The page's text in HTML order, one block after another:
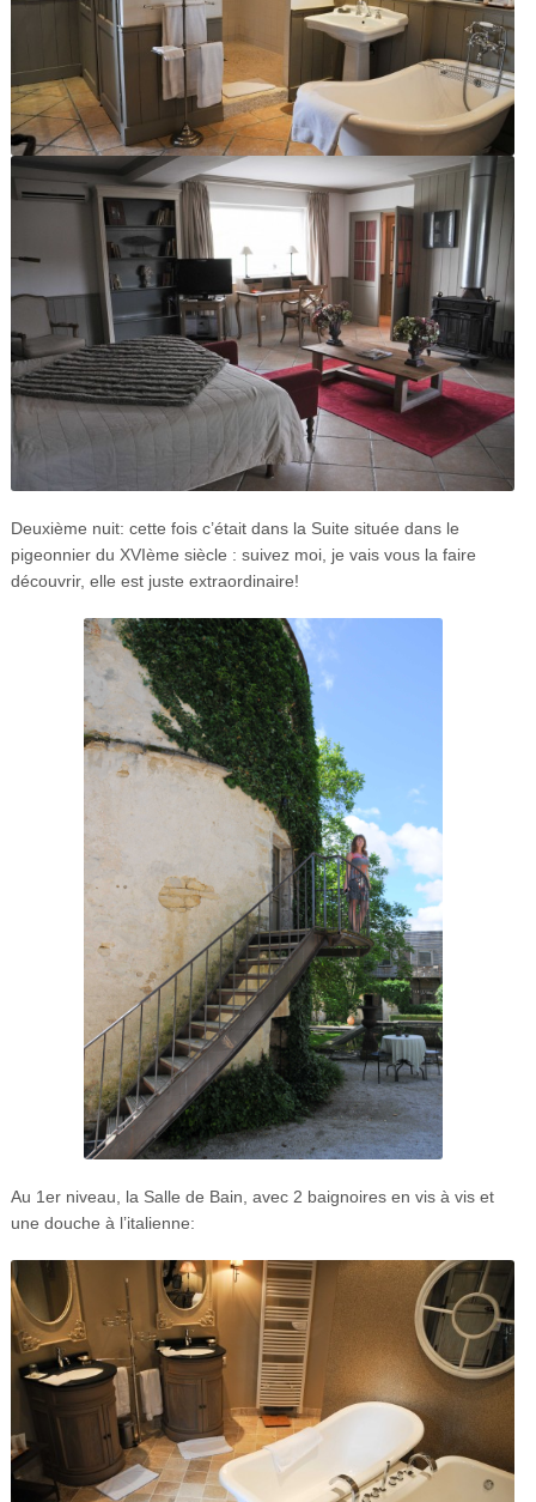
Deuxième nuit: cette fois c’était dans la Suite située dans le
pigeonnier du XVIème siècle : suivez moi, je vais vous la faire
découvrir, elle est juste extraordinaire!
Au 1er niveau, la Salle de Bain, avec 2 baignoires en vis à vis et
une douche à l’italienne: